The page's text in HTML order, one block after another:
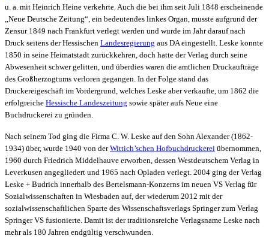
u. a. mit Heinrich Heine verkehrte. Auch die bei ihm seit Juli 1848 erscheinende
„Neue Deutsche Zeitung“, ein bedeutendes linkes Organ, musste aufgrund der
Zensur 1849 nach Frankfurt verlegt werden und wurde im Jahr darauf nach
Druck seitens der Hessischen Landesregierung aus DA eingestellt. Leske konnte
1850 in seine Heimatstadt zurückkehren, doch hatte der Verlag durch seine
Abwesenheit schwer gelitten, und überdies waren die amtlichen Druckaufträge
des Großherzogtums verloren gegangen. In der Folge stand das
Druckereigeschäft im Vordergrund, welches Leske aber verkaufte, um 1862 die
erfolgreiche Hessische Landeszeitung sowie später aufs Neue eine
Buchdruckerei zu gründen.
Nach seinem Tod ging die Firma C. W. Leske auf den Sohn Alexander (1862-
1934) über, wurde 1940 von derWittich’schen Hofbuchdruckerei übernommen,
1960 durch Friedrich Middelhauve erworben, dessen Westdeutschem Verlag in
Leverkusen angegliedert und 1965 nach Opladen verlegt. 2004 ging der Verlag
Leske + Budrich innerhalb des Bertelsmann-Konzerns im neuen VS Verlag für
Sozialwissenschaften in Wiesbaden auf, der wiederum 2012 mit der
sozialwissenschaftlichen Sparte des Wissenschaftsverlags Springer zum Verlag
Springer VS fusionierte. Damit ist der traditionsreiche Verlagsname Leske nach
mehr als 180 Jahren endgültig verschwunden.